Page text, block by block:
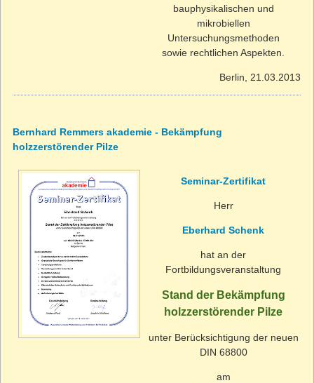
bauphysikalischen und
mikrobiellen
Untersuchungsmethoden
sowie rechtlichen Aspekten.
Berlin, 21.03.2013
Bernhard Remmers akademie - Bekämpfung
holzzerstörender Pilze
Seminar-Zertifikat
Herr
Eberhard Schenk
hat an der
Fortbildungsveranstaltung
Stand der Bekämpfung
holzzerstörender Pilze
unter Berücksichtigung der neuen
DIN 68800
am